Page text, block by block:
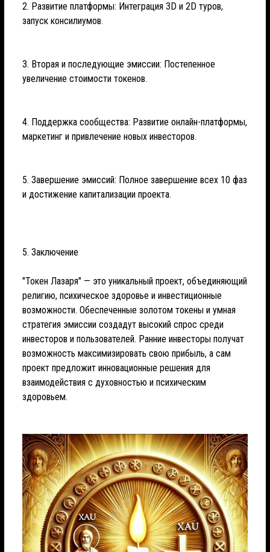
2. Развитие платформы: Интеграция 3D и 2D туров,
запуск консилиумов.
3. Вторая и последующие эмиссии: Постепенное
увеличение стоимости токенов.
4. Поддержка сообщества: Развитие онлайн-платформы,
маркетинг и привлечение новых инвесторов.
5. Завершение эмиссий: Полное завершение всех 10 фаз
и достижение капитализации проекта.
5. Заключение
"Токен Лазаря" — это уникальный проект, объединяющий
религию, психическое здоровье и инвестиционные
возможности. Обеспеченные золотом токены и умная
стратегия эмиссии создадут высокий спрос среди
инвесторов и пользователей. Ранние инвесторы получат
возможность максимизировать свою прибыль, а сам
проект предложит инновационные решения для
взаимодействия с духовностью и психическим
здоровьем.